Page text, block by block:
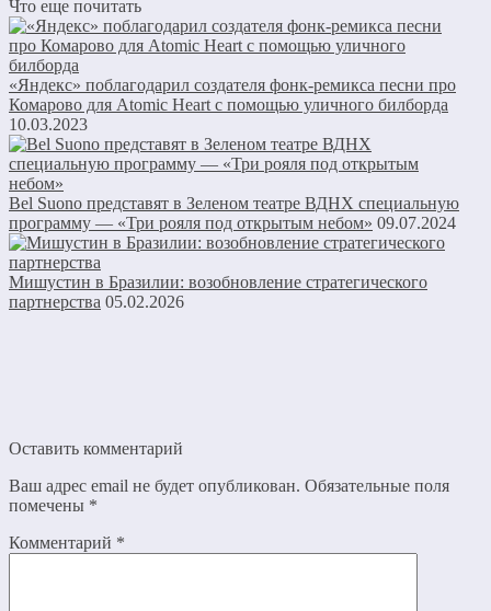
Что еще почитать
«Яндекс» поблагодарил создателя фонк-ремикса песни про
Комарово для Atomic Heart с помощью уличного билборда
10.03.2023
Bel Suono представят в Зеленом театре ВДНХ специальную
программу — «Три рояля под открытым небом» 09.07.2024
Мишустин в Бразилии: возобновление стратегического
партнерства 05.02.2026
Оставить комментарий
Ваш адрес email не будет опубликован. Обязательные поля
помечены *
Комментарий *